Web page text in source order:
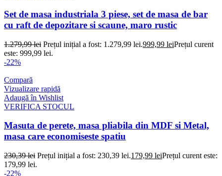
Set de masa industriala 3 piese, set de masa de bar
cu raft de depozitare si scaune, maro rustic
1.279,99lei Prețul inițial a fost: 1.279,99 lei.999,99 leiPrețul curent
este: 999,99 lei.
-22%
Compară
Vizualizare rapidă
Adaugă în Wishlist
VERIFICA STOCUL
Masuta de perete, masa pliabila din MDF si Metal,
masa care economiseste spatiu
230,39lei Prețul inițial a fost: 230,39 lei.179,99 leiPrețul curent este:
179,99 lei.
-22%